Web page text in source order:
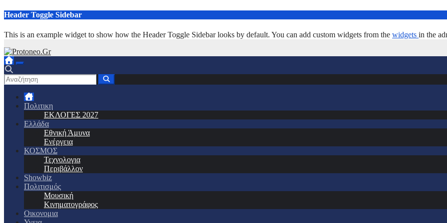
Μετάβαση
περιεχόμενο
Header Toggle Sidebar
This is an example widget to show how the Header Toggle Sidebar looks by default. You can add custom widgets from the widgets in the
Πολιτικη
ΕΚΛΟΓΕΣ 2027
Ελλάδα
Εθνική Άμυνα
Ενέργεια
ΚΟΣΜΟΣ
Τεχνολογια
Περιβάλλον
Showbiz
Πολιτισμός
Μουσική
Κινηματογράφος
Οικονομια